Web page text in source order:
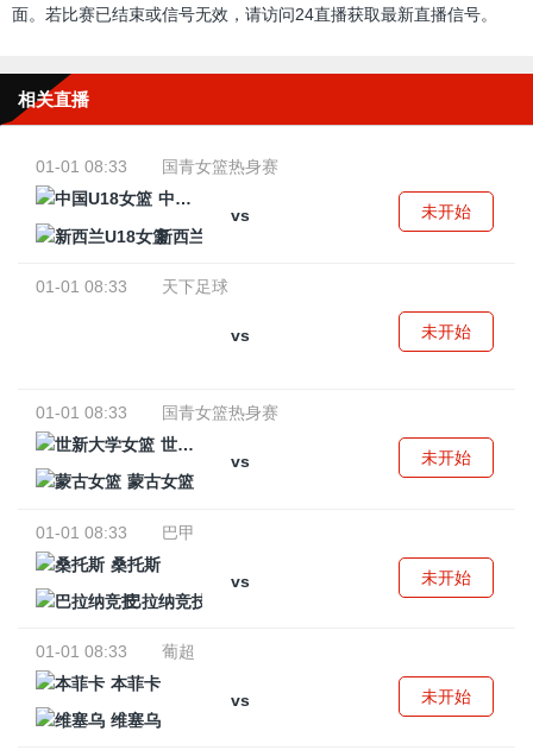
面。若比赛已结束或信号无效，请访问24直播获取最新直播信号。
相关直播
01-01 08:33
国青女篮热身赛
中国U18女篮
vs
新西兰U18女篮
未开始
01-01 08:33 天下足球
vs 未开始
01-01 08:33
国青女篮热身赛
世新大学女篮
vs
蒙古女篮
未开始
01-01 08:33
巴甲
桑托斯
vs
巴拉纳竞技
未开始
01-01 08:33
葡超
本菲卡
vs
维塞乌
未开始